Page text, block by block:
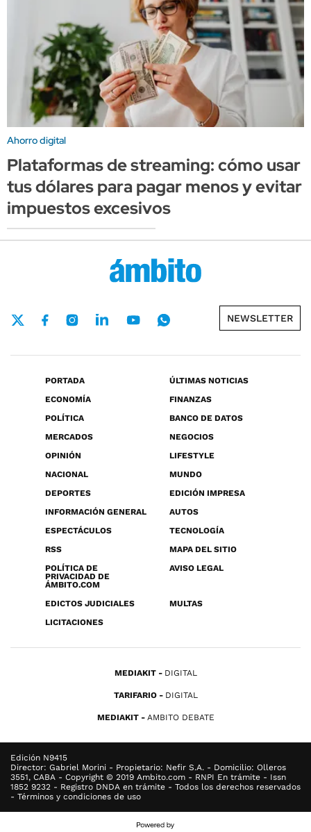
Ahorro digital
Plataformas de streaming: cómo usar
tus dólares para pagar menos y evitar
impuestos excesivos
NEWSLETTER
PORTADA
ÚLTIMAS NOTICIAS
ECONOMÍA
FINANZAS
POLÍTICA
BANCO DE DATOS
MERCADOS
NEGOCIOS
OPINIÓN
LIFESTYLE
NACIONAL
MUNDO
DEPORTES
EDICIÓN IMPRESA
INFORMACIÓN GENERAL
AUTOS
ESPECTÁCULOS
TECNOLOGÍA
RSS
MAPA DEL SITIO
POLÍTICA DE
PRIVACIDAD DE
ÁMBITO.COM
AVISO LEGAL
EDICTOS JUDICIALES
MULTAS
LICITACIONES
MEDIAKIT DIGITAL
TARIFARIO DIGITAL
MEDIAKIT AMBITO DEBATE
Edición N9415
Director: Gabriel Morini - Propietario: Nefir S.A. - Domicilio: Olleros
3551, CABA - Copyright © 2019 Ambito.com - RNPI En trámite - Issn
1852 9232 - Registro DNDA en trámite - Todos los derechos reservados
- Términos y condiciones de uso